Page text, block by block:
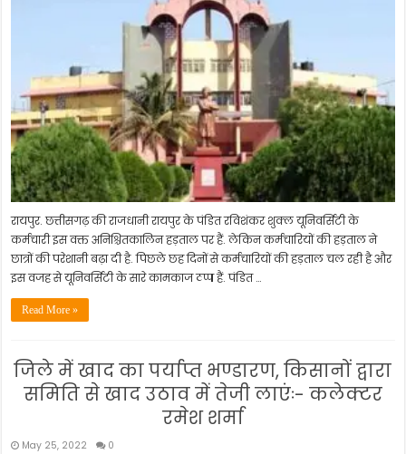
रायपुर. छत्तीसगढ़ की राजधानी रायपुर के पंडित रविशंकर शुक्ल यूनिवर्सिटी के
कर्मचारी इस वक्त अनिश्चितकालिन हड़ताल पर हैं. लेकिन कर्मचारियों की हड़ताल ने
छात्रों की परेशानी बढ़ा दी है. पिछले छह दिनों से कर्मचारियों की हड़ताल चल रही है और
इस वजह से यूनिवर्सिटी के सारे कामकाज ठप्प हैं. पंडित …
Read More »
जिले में खाद का पर्याप्त भण्डारण, किसानों द्वारा
समिति से खाद उठाव में तेजी लाएंः- कलेक्टर
रमेश शर्मा
May 25, 2022 0